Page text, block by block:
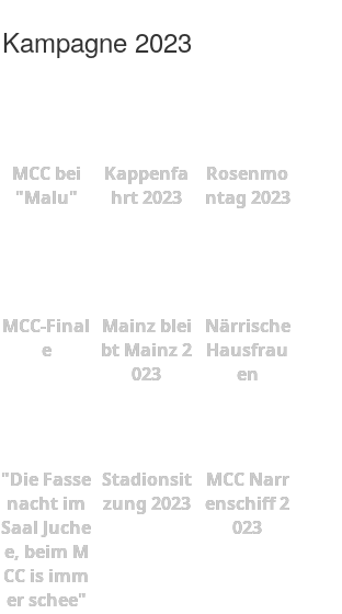
Kampagne 2023
MCC bei
"Malu"
Kappenfa
hrt 2023
Rosenmo
ntag 2023
MCC-Final
e
Mainz blei
bt Mainz 2
023
Närrische
Hausfrau
en
"Die Fasse
nacht im
Saal Juche
e, beim M
CC is imm
er schee"
Stadionsit
zung 2023
MCC Narr
enschiff 2
023